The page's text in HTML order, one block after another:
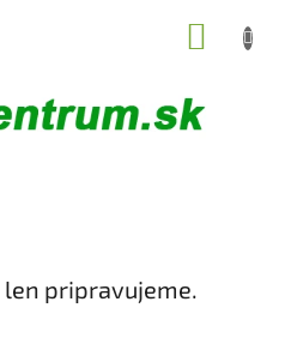
pripravujeme.